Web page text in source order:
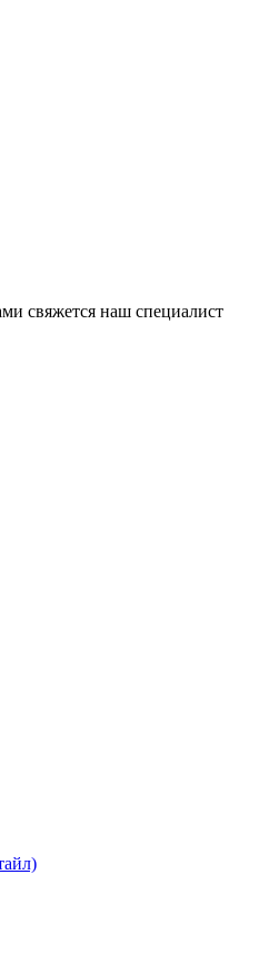
свяжется наш специалист